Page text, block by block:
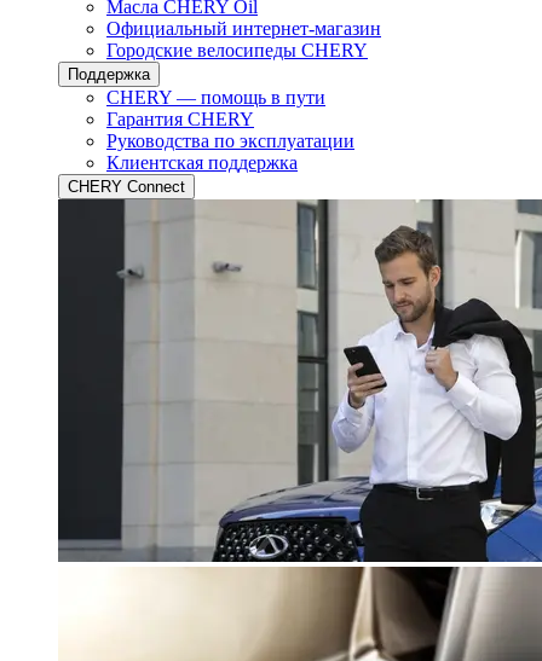
Масла CHERY Oil
Официальный интернет-магазин
Городские велосипеды CHERY
Поддержка
CHERY — помощь в пути
Гарантия CHERY
Руководства по эксплуатации
Клиентская поддержка
CHERY Connect